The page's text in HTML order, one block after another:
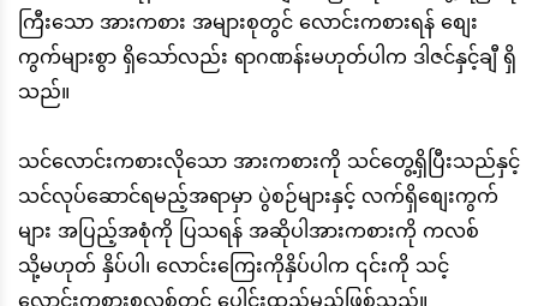
ကြီးသော အားကစား အများစုတွင် လောင်းကစားရန် စျေး
ကွက်များစွာ ရှိသော်လည်း ရာဂဏန်းမဟုတ်ပါက ဒါဇင်နှင့်ချီ ရှိ
သည်။
သင်လောင်းကစားလိုသော အားကစားကို သင်တွေ့ရှိပြီးသည်နှင့်
သင်လုပ်ဆောင်ရမည့်အရာမှာ ပွဲစဉ်များနှင့် လက်ရှိစျေးကွက်
များ အပြည့်အစုံကို ပြသရန် အဆိုပါအားကစားကို ကလစ်
သို့မဟုတ် နှိပ်ပါ၊ လောင်းကြေးကိုနှိပ်ပါက ၎င်းကို သင့်
လောင်းကစားစလစ်တွင် ပေါင်းထည့်မည်ဖြစ်သည်။